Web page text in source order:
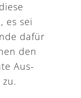
es sei
dafür
den
Aus-